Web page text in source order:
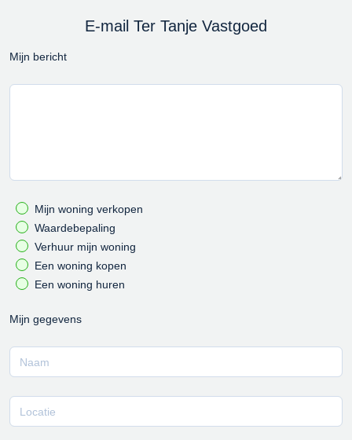
E-mail Ter Tanje Vastgoed
Mijn bericht
Mijn woning verkopen
Waardebepaling
Verhuur mijn woning
Een woning kopen
Een woning huren
Mijn gegevens